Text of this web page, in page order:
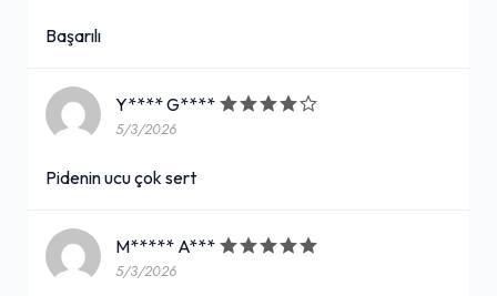
Başarılı
Y**** G****
5/3/2026
Pidenin ucu çok sert
M***** A***
5/3/2026